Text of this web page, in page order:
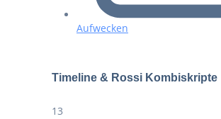
Aufwecken
Timeline & Rossi Kombiskripte
13